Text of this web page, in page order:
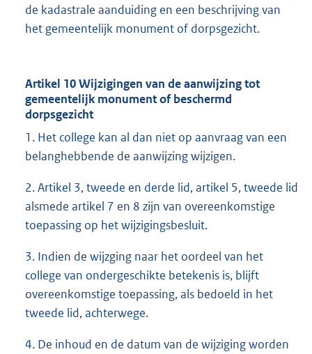
de kadastrale aanduiding en een beschrijving van
het gemeentelijk monument of dorpsgezicht.
Artikel 10 Wijzigingen van de aanwijzing tot
gemeentelijk monument of beschermd
dorpsgezicht
1. Het college kan al dan niet op aanvraag van een
belanghebbende de aanwijzing wijzigen.
2. Artikel 3, tweede en derde lid, artikel 5, tweede lid
alsmede artikel 7 en 8 zijn van overeenkomstige
toepassing op het wijzigingsbesluit.
3. Indien de wijzging naar het oordeel van het
college van ondergeschikte betekenis is, blijft
overeenkomstige toepassing, als bedoeld in het
tweede lid, achterwege.
4. De inhoud en de datum van de wijziging worden